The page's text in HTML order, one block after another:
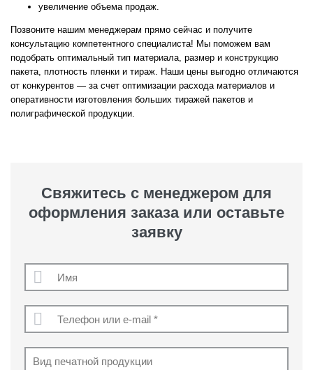
увеличение объема продаж.
Позвоните нашим менеджерам прямо сейчас и получите
консультацию компетентного специалиста! Мы поможем вам
подобрать оптимальный тип материала, размер и конструкцию
пакета, плотность пленки и тираж. Наши цены выгодно отличаются
от конкурентов — за счет оптимизации расхода материалов и
оперативности изготовления больших тиражей пакетов и
полиграфической продукции.
Свяжитесь с менеджером для
оформления заказа или оставьте
заявку